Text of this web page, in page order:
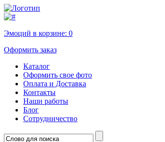
Эмоций в корзине: 0
Оформить заказ
Каталог
Оформить свое фото
Оплата и Доставка
Контакты
Наши работы
Блог
Сотрудничество